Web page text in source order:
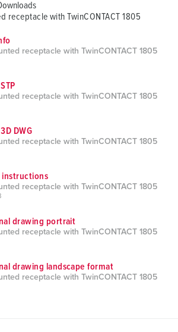
receptacle with TwinCONTACT 1805
receptacle with TwinCONTACT 1805
receptacle with TwinCONTACT 1805
DWG
receptacle with TwinCONTACT 1805
instructions
receptacle with TwinCONTACT 1805
drawing portrait
receptacle with TwinCONTACT 1805
drawing landscape format
receptacle with TwinCONTACT 1805